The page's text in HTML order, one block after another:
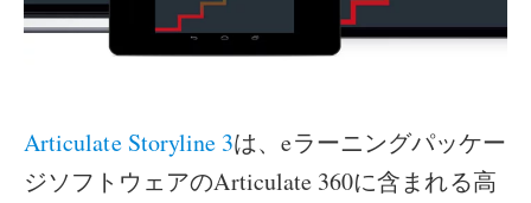
Articulate Storyline 3は、eラーニングパッケー
ジソフトウェアのArticulate 360に含まれる高